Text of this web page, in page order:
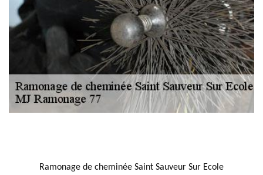
Ramonage de cheminée Saint Sauveur Sur Ecole